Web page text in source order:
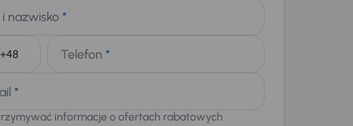
nazwisko *
Telefon *
*
informacje o ofertach rabatowych